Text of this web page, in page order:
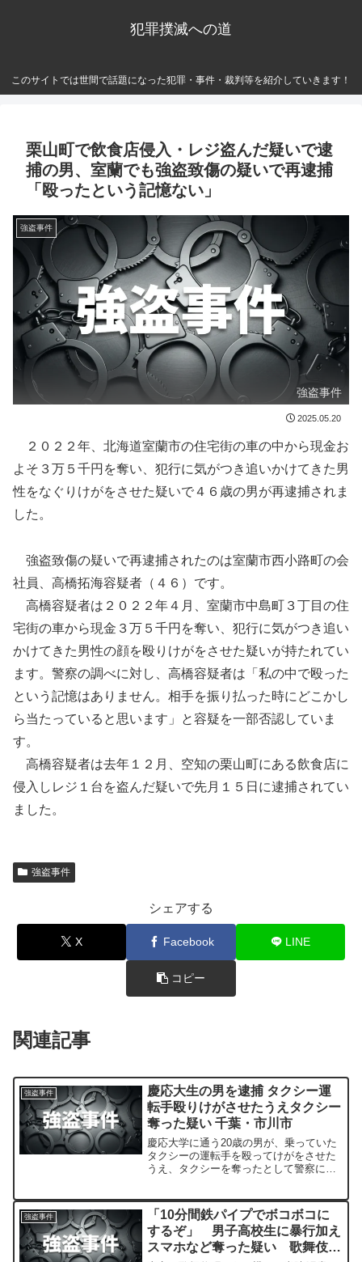
犯罪撲滅への道
このサイトでは世間で話題になった犯罪・事件・裁判等を紹介していきます！
栗山町で飲食店侵入・レジ盗んだ疑いで逮
捕の男、室蘭でも強盗致傷の疑いで再逮捕
「殴ったという記憶ない」
強盗事件
強盗事件
2025.05.20
２０２２年、北海道室蘭市の住宅街の車の中から現金お
よそ３万５千円を奪い、犯行に気がつき追いかけてきた男
性をなぐりけがをさせた疑いで４６歳の男が再逮捕されま
した。
強盗致傷の疑いで再逮捕されたのは室蘭市西小路町の会
社員、高橋拓海容疑者（４６）です。
高橋容疑者は２０２２年４月、室蘭市中島町３丁目の住
宅街の車から現金３万５千円を奪い、犯行に気がつき追い
かけてきた男性の顔を殴りけがをさせた疑いが持たれてい
ます。警察の調べに対し、高橋容疑者は「私の中で殴った
という記憶はありません。相手を振り払った時にどこかし
ら当たっていると思います」と容疑を一部否認していま
す。
高橋容疑者は去年１２月、空知の栗山町にある飲食店に
侵入しレジ１台を盗んだ疑いで先月１５日に逮捕されてい
ました。
強盗事件
シェアする
X Facebook LINE
コピー
関連記事
強盗事件
慶応大生の男を逮捕 タクシー運
転手殴りけがさせたうえタクシー
奪った疑い 千葉・市川市
慶応大学に通う20歳の男が、乗っていた
タクシーの運転手を殴ってけがをさせた
うえ、タクシーを奪ったとして警察に逮
強盗事件
「10分間鉄パイプでボコボコに
するぞ」 男子高校生に暴行加え
スマホなど奪った疑い 歌舞伎町